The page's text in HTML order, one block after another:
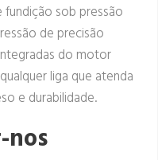
sob pressão
de precisão
do motor
liga que atenda
e durabilidade.
nos